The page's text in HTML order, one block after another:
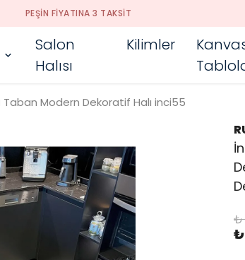
PEŞIN FIYATINA 3 TAKSIT
Salon
Halısı
Kilimler
Modern Dekoratif Halı inci55
₺
₺